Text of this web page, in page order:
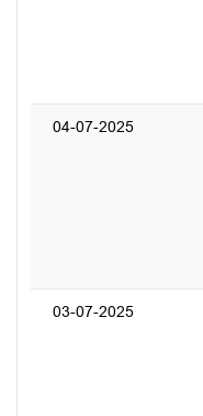
04-07-2025
03-07-2025